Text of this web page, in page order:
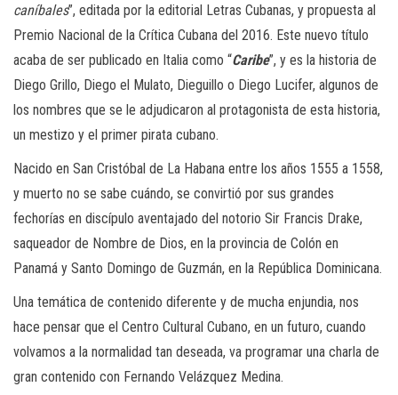
caníbales”, editada por la editorial Letras Cubanas, y propuesta al
Premio Nacional de la Crítica Cubana del 2016. Este nuevo título
acaba de ser publicado en Italia como “Caribe”, y es la historia de
Diego Grillo, Diego el Mulato, Dieguillo o Diego Lucifer, algunos de
los nombres que se le adjudicaron al protagonista de esta historia,
un mestizo y el primer pirata cubano.
Nacido en San Cristóbal de La Habana entre los años 1555 a 1558,
y muerto no se sabe cuándo, se convirtió por sus grandes
fechorías en discípulo aventajado del notorio Sir Francis Drake,
saqueador de Nombre de Dios, en la provincia de Colón en
Panamá y Santo Domingo de Guzmán, en la República Dominicana.
Una temática de contenido diferente y de mucha enjundia, nos
hace pensar que el Centro Cultural Cubano, en un futuro, cuando
volvamos a la normalidad tan deseada, va programar una charla de
gran contenido con Fernando Velázquez Medina.